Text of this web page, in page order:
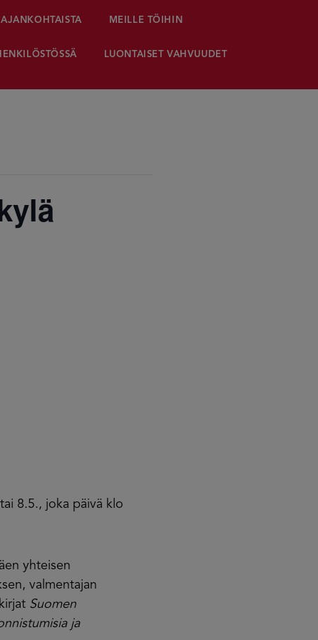
AJANKOHTAISTA MEILLE TÖIHIN
LUONTAISET VAHVUUDET
8.5., joka päivä klo
yhteisen
valmentajan
Suomen
ja